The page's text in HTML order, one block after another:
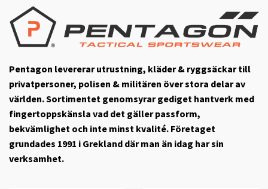
Pentagon levererar utrustning, kläder & ryggsäckar till
privatpersoner, polisen & militären över stora delar av
världen. Sortimentet genomsyrar gediget hantverk med
fingertoppskänsla vad det gäller passform,
bekvämlighet och inte minst kvalité. Företaget
grundades 1991 i Grekland där man än idag har sin
verksamhet.